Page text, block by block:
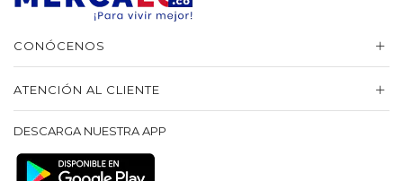
CONÓCENOS
ATENCIÓN AL CLIENTE
DESCARGA NUESTRA APP